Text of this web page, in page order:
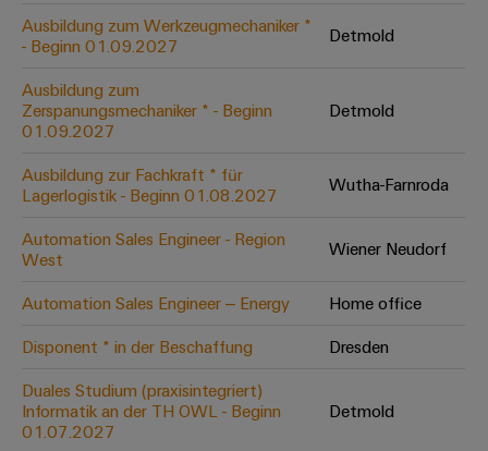
Schaltschrankbau
Moderne
und
digitale
für
klimafreundliche
im
Schiffbau
Verbindungslösungen
die
maritime
Industrie
Leiterplattensteckverbinder
&
PCB
Services
Equipment
(OEM)
AI
Access
&
Services
Industrial
Platform
easyConnect
Werkstatt
&
Karriere auf
neues
Distribution
Ausbildung zum Werkzeugmechaniker *
- Beginn 01.09.2027
Detmold
Ausbildung zum
Zerspanungsmechaniker * - Beginn
01.09.2027
Detmold
Ausbildung zur Fachkraft * für
Lagerlogistik - Beginn 01.08.2027
Wutha-Farnroda
Automation Sales Engineer - Region
West
Wiener Neudorf
Automation Sales Engineer – Energy
Home office
Disponent * in der Beschaffung
Dresden
Duales Studium (praxisintegriert)
Informatik an der TH OWL - Beginn
01.07.2027
Detmold